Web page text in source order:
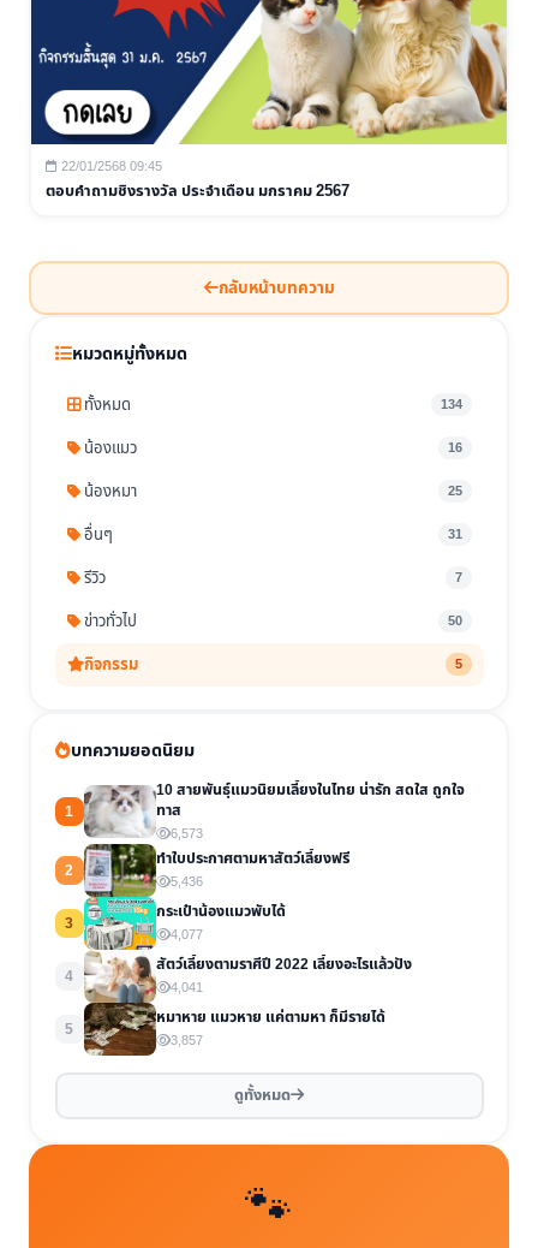
22/01/2568 09:45
ตอบคำถามชิงรางวัล ประจำเดือน มกราคม 2567
กลับหน้าบทความ
หมวดหมู่ทั้งหมด
ทั้งหมด 134
น้องแมว 16
น้องหมา 25
อื่นๆ 31
รีวิว 7
ข่าวทั่วไป 50
กิจกรรม 5
บทความยอดนิยม
1
10 สายพันธุ์แมวนิยมเลี้ยงในไทย น่ารัก สดใส ถูกใจ
ทาส
6,573
2 ทำใบประกาศตามหาสัตว์เลี้ยงฟรี
5,436
3 กระเป๋าน้องแมวพับได้
4,077
4 สัตว์เลี้ยงตามราศีปี 2022 เลี้ยงอะไรแล้วปัง
4,041
5 หมาหาย แมวหาย แค่ตามหา ก็มีรายได้
3,857
ดูทั้งหมด
🐾